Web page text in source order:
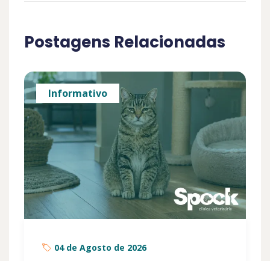
Postagens Relacionadas
Informativo
04 de Agosto de 2026